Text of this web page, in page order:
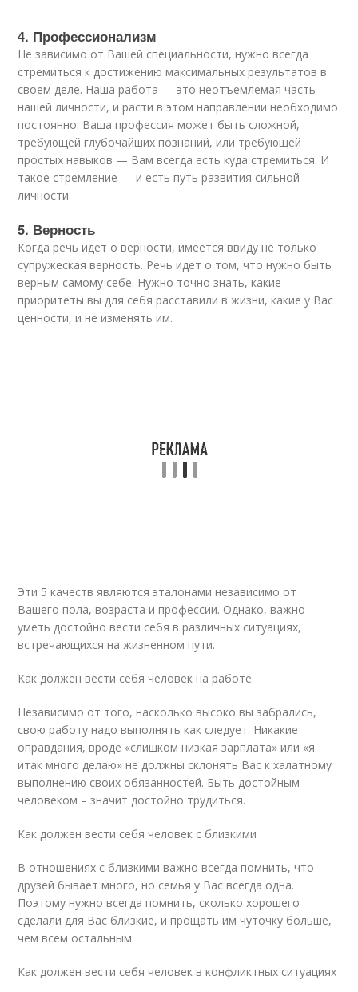
4. Профессионализм
Не зависимо от Вашей специальности, нужно всегда
стремиться к достижению максимальных результатов в
своем деле. Наша работа — это неотъемлемая часть
нашей личности, и расти в этом направлении необходимо
постоянно. Ваша профессия может быть сложной,
требующей глубочайших познаний, или требующей
простых навыков — Вам всегда есть куда стремиться. И
такое стремление — и есть путь развития сильной
личности.
5. Верность
Когда речь идет о верности, имеется ввиду не только
супружеская верность. Речь идет о том, что нужно быть
верным самому себе. Нужно точно знать, какие
приоритеты вы для себя расставили в жизни, какие у Вас
ценности, и не изменять им.
Эти 5 качеств являются эталонами независимо от
Вашего пола, возраста и профессии. Однако, важно
уметь достойно вести себя в различных ситуациях,
встречающихся на жизненном пути.
Как должен вести себя человек на работе
Независимо от того, насколько высоко вы забрались,
свою работу надо выполнять как следует. Никакие
оправдания, вроде «слишком низкая зарплата» или «я
итак много делаю» не должны склонять Вас к халатному
выполнению своих обязанностей. Быть достойным
человеком – значит достойно трудиться.
Как должен вести себя человек с близкими
В отношениях с близкими важно всегда помнить, что
друзей бывает много, но семья у Вас всегда одна.
Поэтому нужно всегда помнить, сколько хорошего
сделали для Вас близкие, и прощать им чуточку больше,
чем всем остальным.
Как должен вести себя человек в конфликтных ситуациях